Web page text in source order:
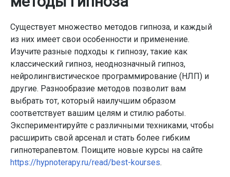
Существует множество методов гипноза, и каждый
из них имеет свои особенности и применение.
Изучите разные подходы к гипнозу, такие как
классический гипноз, неоднозначный гипноз,
нейролингвистическое программирование (НЛП) и
другие. Разнообразие методов позволит вам
выбрать тот, который наилучшим образом
соответствует вашим целям и стилю работы.
Экспериментируйте с различными техниками, чтобы
расширить свой арсенал и стать более гибким
гипнотерапевтом. Поищите новые курсы на сайте
https://hypnoterapy.ru/read/best-kourses.